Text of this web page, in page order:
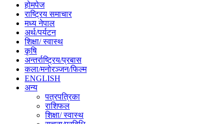
होमपेज
राष्ट्रिय समाचार
मध्य नेपाल
अर्थ/पर्यटन
शिक्षा/ स्वास्थ
कृषि
अन्तर्राष्ट्रिय/प्रबास
कला/मनोरञ्जन/फिल्म
ENGLISH
अन्य
पत्रपत्रिका
राशिफल
शिक्षा/ स्वास्थ